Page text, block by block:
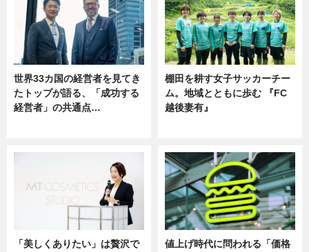
世界33カ国の経営者を見てき
たトップが語る、「成功する
経営者」の共通点…
棚田を耕す女子サッカーチー
ム。地域とともに歩む 『FC
越後妻有』
「美しくありたい」は贅沢で
値上げ時代に問われる「価格